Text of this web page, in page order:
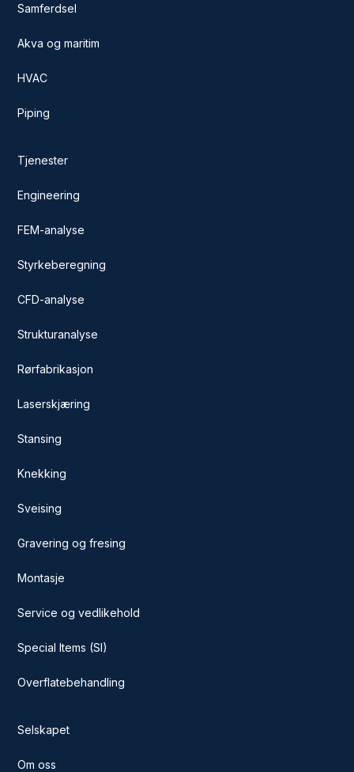
Samferdsel
Akva og maritim
HVAC
Piping
Tjenester
Engineering
FEM-analyse
Styrkeberegning
CFD-analyse
Strukturanalyse
Rørfabrikasjon
Laserskjæring
Stansing
Knekking
Sveising
Gravering og fresing
Montasje
Service og vedlikehold
Special Items (SI)
Overflatebehandling
Selskapet
Om oss